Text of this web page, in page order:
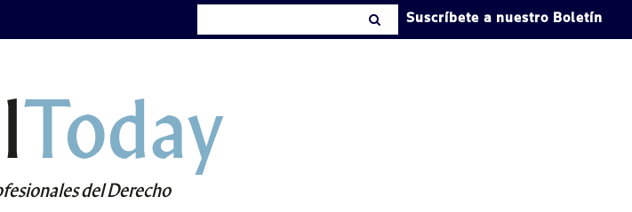
Suscríbete a nuestro Boletín
Today
del Derecho